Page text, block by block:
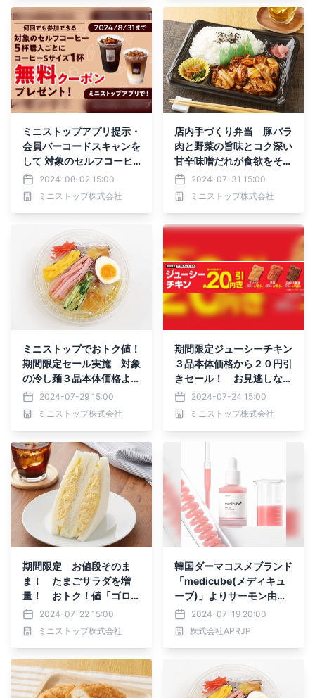
ミニストップアプリ提示・
会員バーコードスキャンを
して 対象のセルフコーヒ
ー5杯購入ごとに コーヒー
Sサイズ1杯 無料クーポン
プレゼント！ ８月１日
2024-08-02 15:00
ミニストップ株式会社
店内手づくり弁当 豚バラ
肉と野菜の旨味とコク深い
甘辛味噌だれが食欲をそそ
る。回鍋肉弁当８月２日
（金）新発売 対象のお惣
菜〈得とくパック〉本体価
月２日（金）～８月８日
（木）実施
2024-07-31 15:00
ミニストップ株式会社
ミニストップでおトク値！
期間限定セール実施 対象
の冷し麺３品本体価格より
３０円引き対象のおにぎり
全品※・単品寿司全品※よ
りどり２個購入で本体価格
引き７月２９日（月）～８
月４日（日）実施
2024-07-29 15:00
ミニストップ株式会社
期間限定ジューシーチキン
３品本体価格から２０円引
きセール！ お見逃しな
く！ジューシーチキン（プ
レーン・辛口・にんにく醤
油）７月２６日（金）～８
2024-07-24 15:00
ミニストップ株式会社
期間限定 お値段そのま
ま！ たまごサラダを増
量！ おトク！値「ゴロッ
とたまごサンド」たまごサ
ラダ４０％増量（当社従来
品比）７月２３日（火）～
2024-07-22 15:00
ミニストップ株式会社
韓国ダーマコスメブランド
「medicube(メディキュ
ーブ)」よりサーモン由来
の話題成分配合の「PDRN
ピンクペプチドアンプル」
と「PDRNピンクコラーゲ
2024-07-19 20:00
株式会社APRJP